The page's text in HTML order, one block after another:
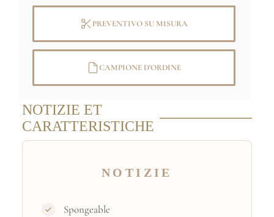
PREVENTIVO SU MISURA
CAMPIONE D'ORDINE
NOTIZIE ET
CARATTERISTICHE
NOTIZIE
Spongeable